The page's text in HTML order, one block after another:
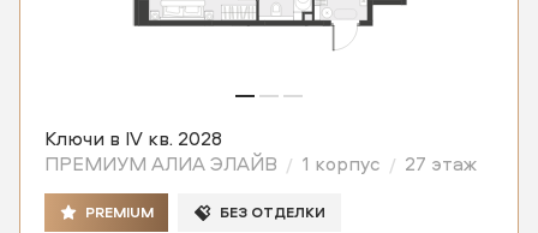
Ключи в IV кв. 2028
ПРЕМИУМ АЛИА ЭЛАЙВ
1 корпус 27 этаж
PREMIUM БЕЗ ОТДЕЛКИ